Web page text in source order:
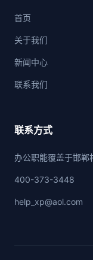
首页
关于我们
新闻中心
联系我们
联系方式
办公职能覆盖于邯郸
400-373-3448
help_xp@aol.com